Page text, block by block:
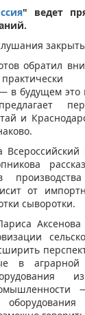
" ведет
обратил
в будущем это
и
от
сыворотки.
в аграрной